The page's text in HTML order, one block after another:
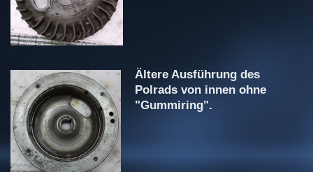
Ältere Ausführung des
Polrads von innen ohne
"Gummiring".